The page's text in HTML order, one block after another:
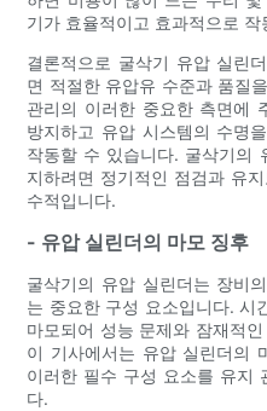
기가 효율적이고 효과적으로 작
결론적으로 굴삭기 유압 실린
면 적절한 유압유 수준과 품질
관리의 이러한 중요한 측면에
방지하고 유압 시스템의 수명
작동할 수 있습니다. 굴삭기의
지하려면 정기적인 점검과 유
수적입니다.
- 유압 실린더의 마모 징후
굴삭기의 유압 실린더는 장비
는 중요한 구성 요소입니다. 시
마모되어 성능 문제와 잠재적
이 기사에서는 유압 실린더의
이러한 필수 구성 요소를 유지
다.